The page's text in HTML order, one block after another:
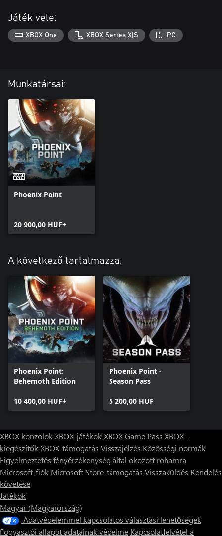
Játék vele:
XBOX One XBOX Series X|S PC
Munkatársai:
Phoenix Point
20 900,00 HUF+
A következő tartalmazza:
Phoenix Point:
Behemoth Edition
10 400,00 HUF+
Phoenix Point -
Season Pass
5 200,00 HUF
XBOX konzolokXBOX-játékokXBOX Game Pass XBOX-
kiegészítőkXBOX-támogatás Visszajelzés Közösségi normák
Figyelmeztetés fényérzékenység által okozott rohamra
Microsoft-fiók Microsoft Store-támogatás Visszaküldés Rendelés
követése
Játékok
Magyar (Magyarország)
Adatvédelemmel kapcsolatos választási lehetőségek
Fogyasztói állapot adatainak védelme Kapcsolatfelvétel a